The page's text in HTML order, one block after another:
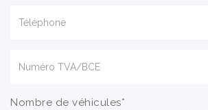
Nombre de véhicules*